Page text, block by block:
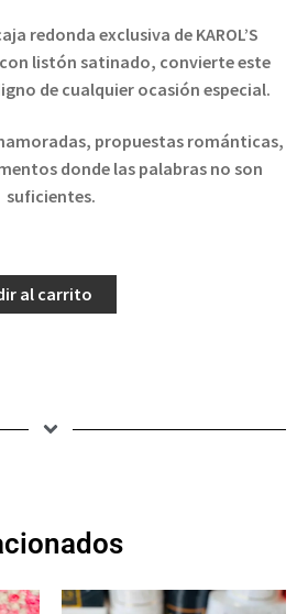
redonda exclusiva de KAROL’S
listón satinado, convierte este
de cualquier ocasión especial.
propuestas románticas,
donde las palabras no son
suficientes.
al carrito